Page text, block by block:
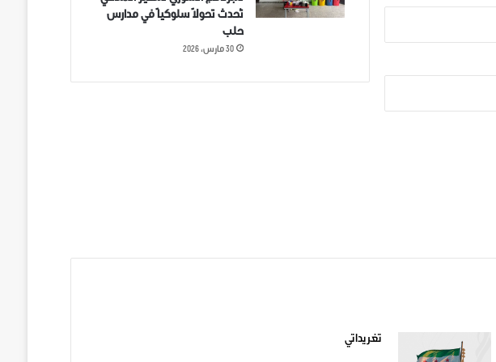
تُحدث تحولاً سلوكياً في مدارس
حلب
30 مارس، 2026
تغريداتي